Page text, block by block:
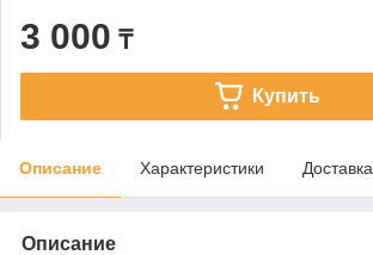
3 000 ₸
Купить
Описание Характеристики Доставка
Описание